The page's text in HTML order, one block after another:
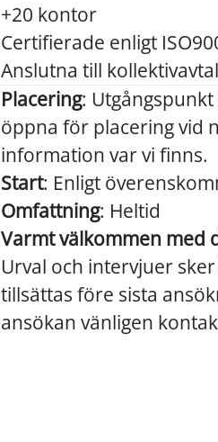
+20 kontor
Certifierade enligt
Anslutna till kollektivavtal
Placering:
öppna för placering vid
information var vi finns.
Start: Enligt
Omfattning: Heltid
Varmt välkommen med
Urval och intervjuer
tillsättas före sista
ansökan vänligen